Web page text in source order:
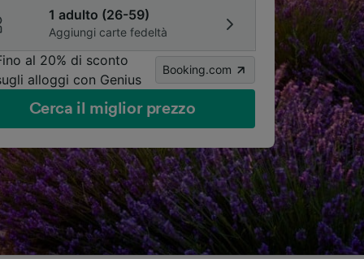
1 adulto (26-59)
Aggiungi carte fedeltà
al 20% di sconto
alloggi con Genius
Booking.com
Cerca il miglior prezzo